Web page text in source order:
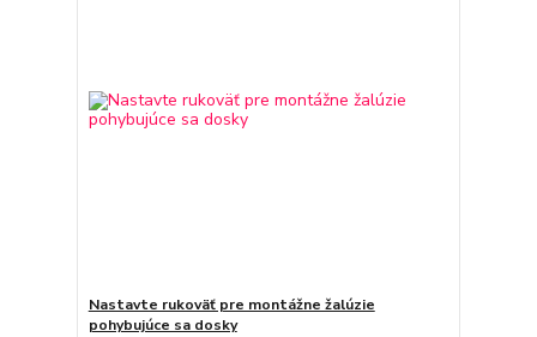
Nastavte rukoväť pre montážne žalúzie
pohybujúce sa dosky